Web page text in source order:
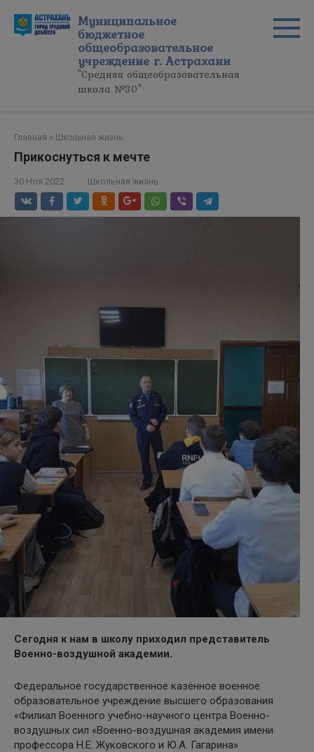
контенту
Муниципальное
бюджетное
общеобразовательное
учреждение г. Астрахани
"Средняя общеобразовательная
школа №30"
Главная » Школьная жизнь
Прикоснуться к мечте
30 Ноя 2022 Школьная жизнь
Сегодня к нам в школу приходил представитель
Военно-воздушной академии.
Федеральное государственное казённое военное
образовательное учреждение высшего образования
«Филиал Военного учебно-научного центра Военно-
воздушных сил «Военно-воздушная академия имени
профессора Н.Е. Жуковского и Ю.А. Гагарина»